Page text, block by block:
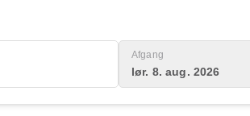
Afgang
lør. 8. aug. 2026